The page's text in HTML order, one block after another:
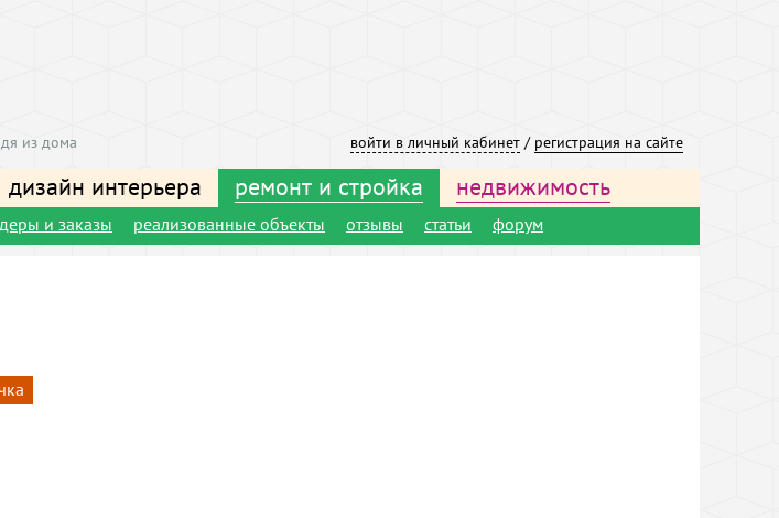
войти в личный кабинет / регистрация на сайте
из дома
дизайн интерьера ремонт и стройка недвижимость
и заказы реализованные объекты отзывы статьи форум